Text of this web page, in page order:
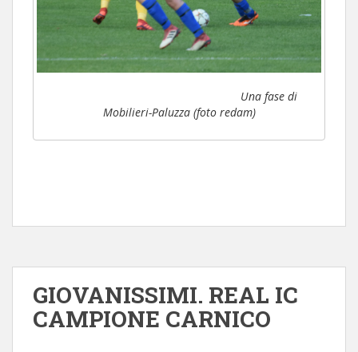
Una fase di
Mobilieri-Paluzza (foto redam)
GIOVANISSIMI. REAL IC
CAMPIONE CARNICO